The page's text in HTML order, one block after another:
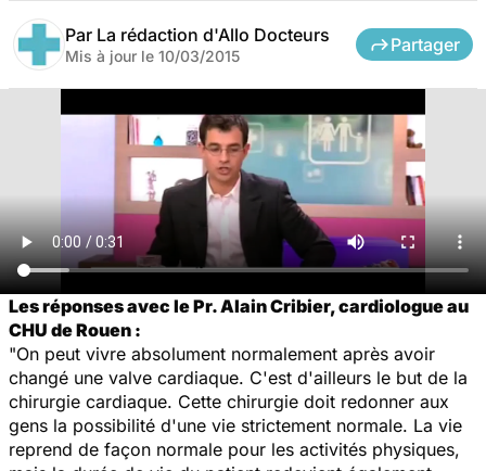
Par La rédaction d'Allo Docteurs
Mis à jour le 10/03/2015
Partager
Les réponses avec le Pr. Alain Cribier, cardiologue au
CHU de Rouen :
"On peut vivre absolument normalement après avoir
changé une valve cardiaque. C'est d'ailleurs le but de la
chirurgie cardiaque. Cette chirurgie doit redonner aux
gens la possibilité d'une vie strictement normale. La vie
reprend de façon normale pour les activités physiques,